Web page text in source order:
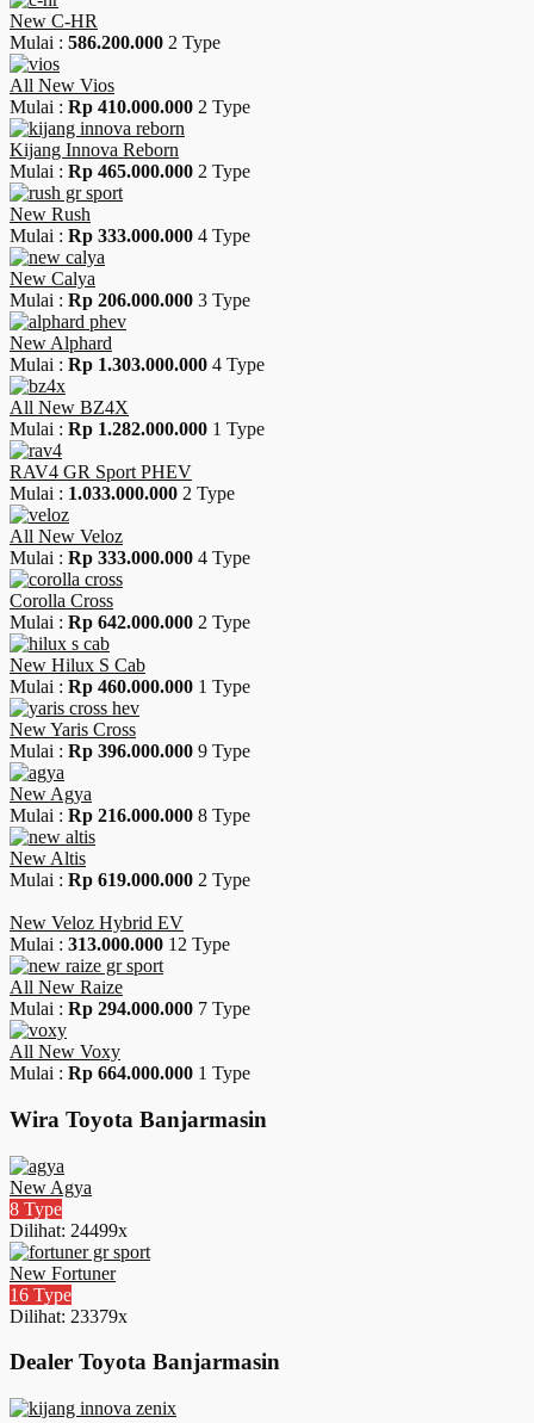
New C-HR
Mulai : 586.200.000 2 Type
All New Vios
Mulai : Rp 410.000.000 2 Type
Kijang Innova Reborn
Mulai : Rp 465.000.000 2 Type
New Rush
Mulai : Rp 333.000.000 4 Type
New Calya
Mulai : Rp 206.000.000 3 Type
New Alphard
Mulai : Rp 1.303.000.000 4 Type
All New BZ4X
Mulai : Rp 1.282.000.000 1 Type
RAV4 GR Sport PHEV
Mulai : 1.033.000.000 2 Type
All New Veloz
Mulai : Rp 333.000.000 4 Type
Corolla Cross
Mulai : Rp 642.000.000 2 Type
New Hilux S Cab
Mulai : Rp 460.000.000 1 Type
New Yaris Cross
Mulai : Rp 396.000.000 9 Type
New Agya
Mulai : Rp 216.000.000 8 Type
New Altis
Mulai : Rp 619.000.000 2 Type
New Veloz Hybrid EV
Mulai : 313.000.000 12 Type
All New Raize
Mulai : Rp 294.000.000 7 Type
All New Voxy
Mulai : Rp 664.000.000 1 Type
Wira Toyota Banjarmasin
New Agya
8 Type
Dilihat: 24499x
New Fortuner
16 Type
Dilihat: 23379x
Dealer Toyota Banjarmasin